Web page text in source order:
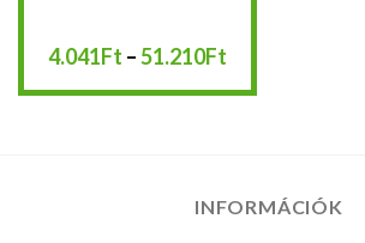
4.041Ft –51.210Ft
-
INFORMÁCIÓK